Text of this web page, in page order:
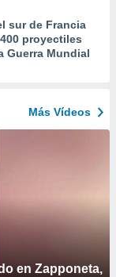
sur de Francia
proyectiles
Guerra Mundial
Más Vídeos
en Zapponeta,